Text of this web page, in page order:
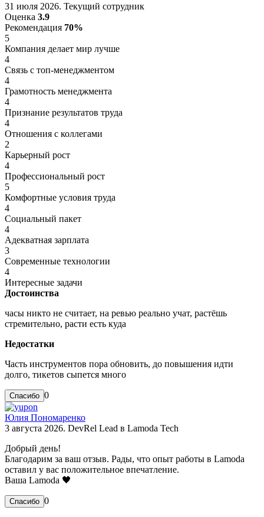
31 июля 2026. Текущий сотрудник
Оценка 3.9
Рекомендация 70%
5
Компания делает мир лучше
4
Связь с топ-менеджментом
4
Грамотность менеджмента
4
Признание результатов труда
4
Отношения с коллегами
2
Карьерный рост
4
Профессиональный рост
5
Комфортные условия труда
4
Социальный пакет
4
Адекватная зарплата
3
Современные технологии
4
Интересные задачи
Достоинства
часы никто не считает, на ревью реально учат, растёшь
стремительно, расти есть куда
Недостатки
Часть инструментов пора обновить, до повышения идти
долго, тикетов сыпется много
0
Юлия Пономаренко
3 августа 2026. DevRel Lead в Lamoda Tech
Добрый день!
Благодарим за ваш отзыв. Рады, что опыт работы в Lamoda
оставил у вас положительное впечатление.
Ваша Lamoda 🖤
0